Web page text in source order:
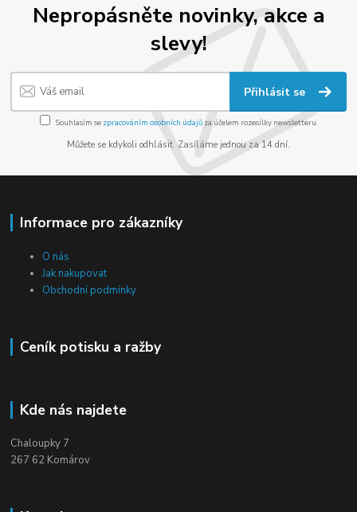
Nepropásněte novinky, akce a
slevy!
Přihlásit se
Souhlasím se zpracováním osobních údajůza účelem rozesílky newsletteru.
Můžete se kdykoli odhlásit. Zasíláme jednou za 14 dní.
Informace pro zákazníky
O nás
Jak nakupovat
Obchodní podmínky
Ceník potisku a ražby
Kde nás najdete
Chaloupky 7
267 62 Komárov